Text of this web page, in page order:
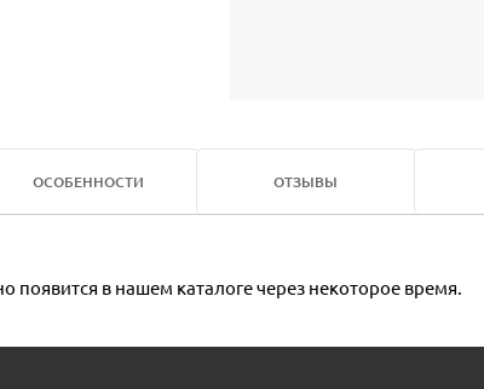
ОСОБЕННОСТИ ОТЗЫВЫ
в нашем каталоге через некоторое время.